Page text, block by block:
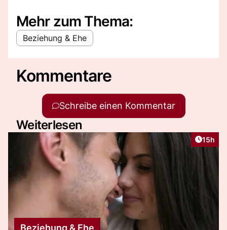
Mehr zum Thema:
Beziehung & Ehe
Kommentare
Schreibe einen Kommentar
Weiterlesen
Artikel
15h
Beziehung & Ehe